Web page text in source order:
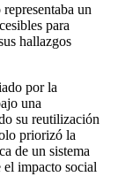
un
para
hallazgos
por la
una
su reutilización
priorizó la
de un sistema
impacto social